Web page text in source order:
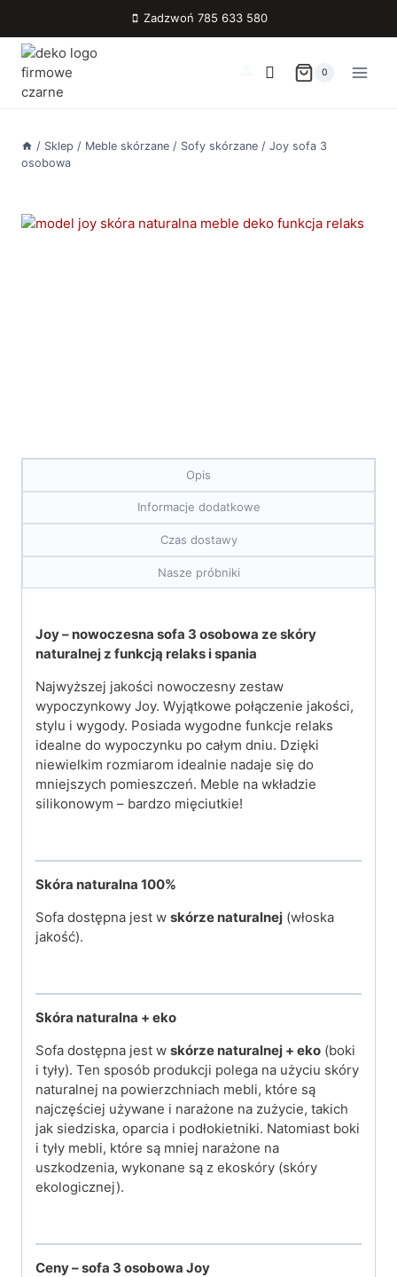
treści
Zadzwoń 785 633 580
0
/ Sklep / Meble skórzane / Sofy skórzane / Joy sofa 3
osobowa
Opis
Informacje dodatkowe
Czas dostawy
Nasze próbniki
Joy – nowoczesna sofa 3 osobowa ze skóry
naturalnej z funkcją relaks i spania
Najwyższej jakości nowoczesny zestaw
wypoczynkowy Joy. Wyjątkowe połączenie jakości,
stylu i wygody. Posiada wygodne funkcje relaks
idealne do wypoczynku po całym dniu. Dzięki
niewielkim rozmiarom idealnie nadaje się do
mniejszych pomieszczeń. Meble na wkładzie
silikonowym – bardzo mięciutkie!
Skóra naturalna 100%
Sofa dostępna jest w skórze naturalnej (włoska
jakość).
Skóra naturalna + eko
Sofa dostępna jest w skórze naturalnej + eko (boki
i tyły). Ten sposób produkcji polega na użyciu skóry
naturalnej na powierzchniach mebli, które są
najczęściej używane i narażone na zużycie, takich
jak siedziska, oparcia i podłokietniki. Natomiast boki
i tyły mebli, które są mniej narażone na
uszkodzenia, wykonane są z ekoskóry (skóry
ekologicznej).
Ceny – sofa 3 osobowa Joy